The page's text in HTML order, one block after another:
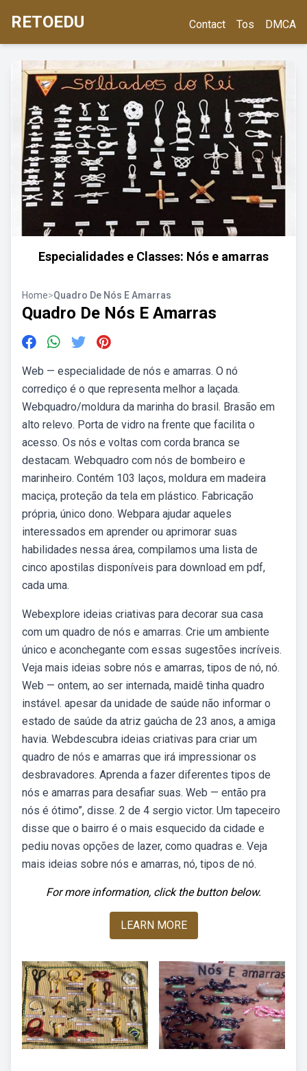
RETOEDU Contact Tos DMCA
Especialidades e Classes: Nós e amarras
Home>Quadro De Nós E Amarras
Quadro De Nós E Amarras
Web — especialidade de nós e amarras. O nó
corrediço é o que representa melhor a laçada.
Webquadro/moldura da marinha do brasil. Brasão em
alto relevo. Porta de vidro na frente que facilita o
acesso. Os nós e voltas com corda branca se
destacam. Webquadro com nós de bombeiro e
marinheiro. Contém 103 laços, moldura em madeira
maciça, proteção da tela em plástico. Fabricação
própria, único dono. Webpara ajudar aqueles
interessados em aprender ou aprimorar suas
habilidades nessa área, compilamos uma lista de
cinco apostilas disponíveis para download em pdf,
cada uma.
Webexplore ideias criativas para decorar sua casa
com um quadro de nós e amarras. Crie um ambiente
único e aconchegante com essas sugestões incríveis.
Veja mais ideias sobre nós e amarras, tipos de nó, nó.
Web — ontem, ao ser internada, maidê tinha quadro
instável. apesar da unidade de saúde não informar o
estado de saúde da atriz gaúcha de 23 anos, a amiga
havia. Webdescubra ideias criativas para criar um
quadro de nós e amarras que irá impressionar os
desbravadores. Aprenda a fazer diferentes tipos de
nós e amarras para desafiar suas. Web — então pra
nós é ótimo”, disse. 2 de 4 sergio victor. Um tapeceiro
disse que o bairro é o mais esquecido da cidade e
pediu novas opções de lazer, como quadras e. Veja
mais ideias sobre nós e amarras, nó, tipos de nó.
For more information, click the button below.
LEARN MORE